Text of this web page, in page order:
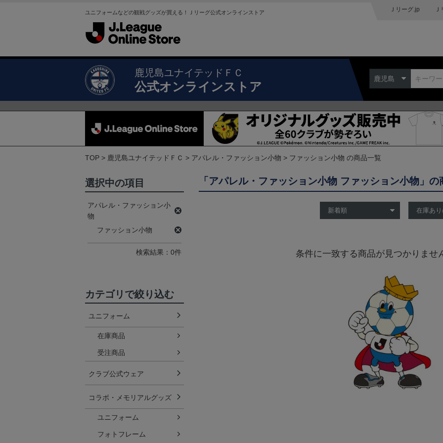
ユニフォームなどの観戦グッズが買える！Ｊリーグ公式オンラインストア Ｊリーグ.jp
鹿児島ユナイテッドＦＣ
公式オンラインストア
鹿児島
TOP 鹿児島ユナイテッドＦＣ アパレル・ファッション小物 ファッション小物 の商品一覧
「アパレル・ファッション小物 ファッション小物」の
条件に一致する商品が見つかりませ
選択中の項目
アパレル・ファッション小
物
ファッション小物
検索結果：0件
カテゴリで絞り込む
ユニフォーム
在庫商品
受注商品
クラブ公式ウェア
コラボ・メモリアルグッズ
ユニフォーム
フォトフレーム